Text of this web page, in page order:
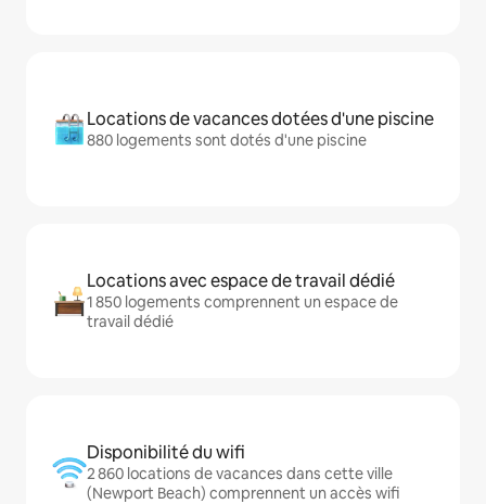
Locations de vacances dotées d'une piscine
880 logements sont dotés d'une piscine
Locations avec espace de travail dédié
1 850 logements comprennent un espace de
travail dédié
Disponibilité du wifi
2 860 locations de vacances dans cette ville
(Newport Beach) comprennent un accès wifi